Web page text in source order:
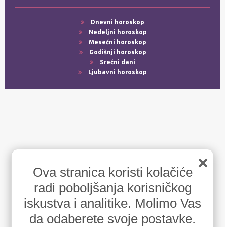
Dnevni horoskop
Nedeljni horoskop
Mesečni horoskop
Godišnji horoskop
Srećni dani
Ljubavni horoskop
×
Ova stranica koristi kolačiće
radi poboljšanja korisničkog
iskustva i analitike. Molimo Vas
da odaberete svoje postavke.